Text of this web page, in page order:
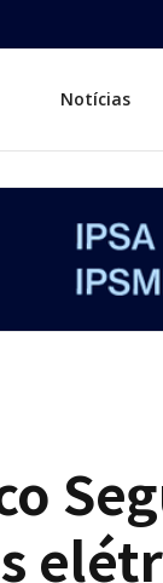
Notícias